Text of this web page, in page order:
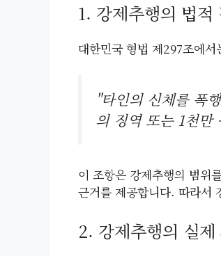
1. 강제추행의 법적
대한민국 형법 제297조에
"타인의 신체를 폭
의 징역 또는 1천만
이 조항은 강제추행의 범위
근거를 제공합니다. 따라서
2. 강제추행의 실제